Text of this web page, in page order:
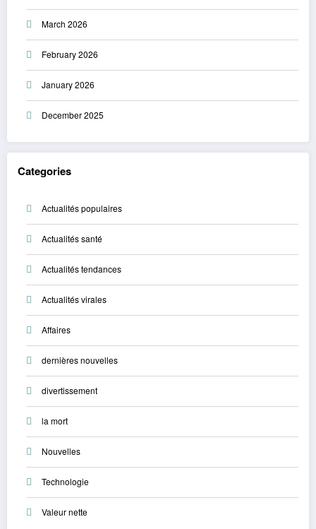
March 2026
February 2026
January 2026
December 2025
Categories
Actualités populaires
Actualités santé
Actualités tendances
Actualités virales
Affaires
dernières nouvelles
divertissement
la mort
Nouvelles
Technologie
Valeur nette